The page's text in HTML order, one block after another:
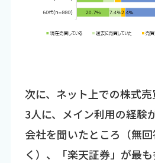
次に、ネット上での株式
3人に、メイン利用の経験
会社を聞いたところ（無
く）、「楽天証券」が最